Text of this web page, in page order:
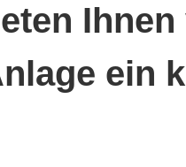
ein